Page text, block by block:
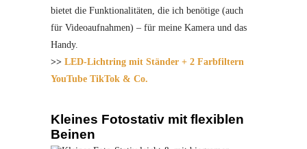
bietet die Funktionalitäten, die ich benötige (auch
für Videoaufnahmen) – für meine Kamera und das
Handy.
>> LED-Lichtring mit Ständer + 2 Farbfiltern
YouTube TikTok & Co.
Kleines Fotostativ mit flexiblen
Beinen